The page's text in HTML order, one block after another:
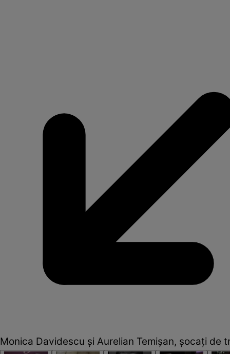
Monica Davidescu și Aurelian Temișan, șocați de